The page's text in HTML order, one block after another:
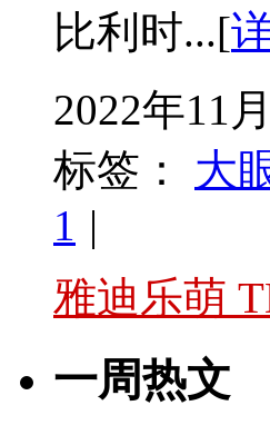
比利时...[
2022年11
标签：
大
1 |
雅迪乐萌
一周热文